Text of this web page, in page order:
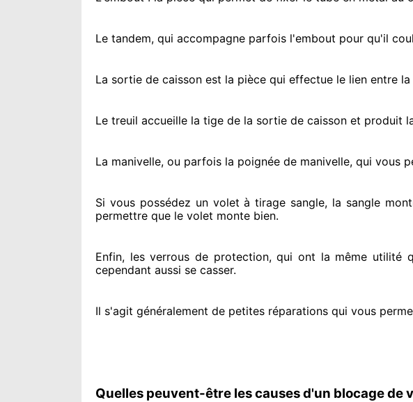
Le tandem, qui accompagne parfois l'embout pour qu'il
La sortie de caisson est la pièce qui effectue le lien entre
Le treuil accueille la tige de la sortie de caisson et produit
La manivelle, ou parfois la poignée de manivelle, qui vous
Si vous possédez un volet à tirage sangle, la sangle
permettre que le volet monte bien.
Enfin, les verrous de protection, qui ont la même utilité
cependant aussi se casser.
Il s'agit généralement de petites réparations qui vous
Quelles peuvent-être les causes d'un blocage de